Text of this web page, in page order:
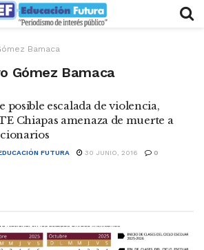
Bamaca
Gómez Bamaca
posible escalada de violencia,
Chiapas amenaza de muerte a
FUTURA 30 JUNIO, 2016 0